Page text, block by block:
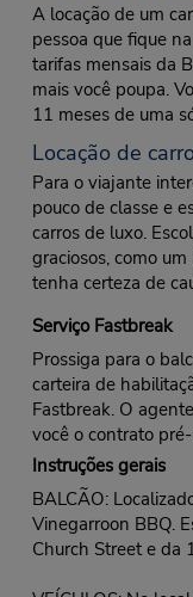
A locação de um
pessoa que fique
tarifas mensais da
mais você poupa.
11 meses de uma
Locação de
Para o viajante
pouco de classe e
carros de luxo.
graciosos, como
tenha certeza de
Serviço Fastbreak
Prossiga para o
carteira de
Fastbreak. O
você o contrato
Instruções gerais
BALCÃO:
Vinegarroon BBQ.
Church Street e da